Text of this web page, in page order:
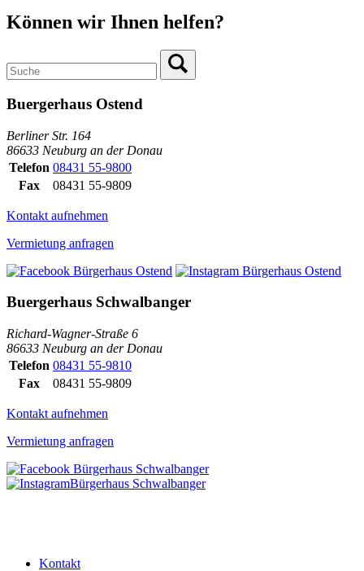
Können wir Ihnen helfen?
Buergerhaus Ostend
Berliner Str. 164
86633 Neuburg an der Donau
Telefon 08431 55-9800
Fax
08431 55-9809
Kontakt aufnehmen
Vermietung anfragen
Buergerhaus Schwalbanger
Richard-Wagner-Straße 6
86633 Neuburg an der Donau
Telefon 08431 55-9810
Fax
08431 55-9809
Kontakt aufnehmen
Vermietung anfragen
Kontakt